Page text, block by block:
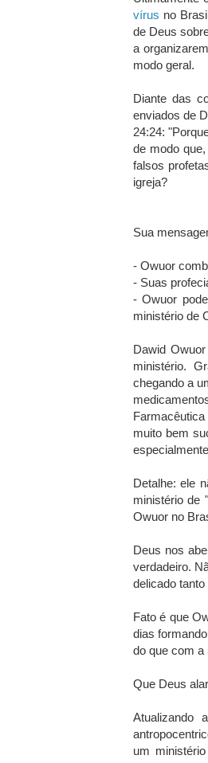
vírus no
de Deus
a
modo geral.
Diante das
enviados de
24:24:
de modo
falsos
igreja?
Sua
- Owuor
- Suas
- Owuor
ministério de
Dawid
ministério.
chegando a
muito bem
Detalhe: ele
ministério de
Owuor no
Deus nos
verdadeiro.
delicado
Fato é que
dias
do que com a
Que Deus
Atualizando
um